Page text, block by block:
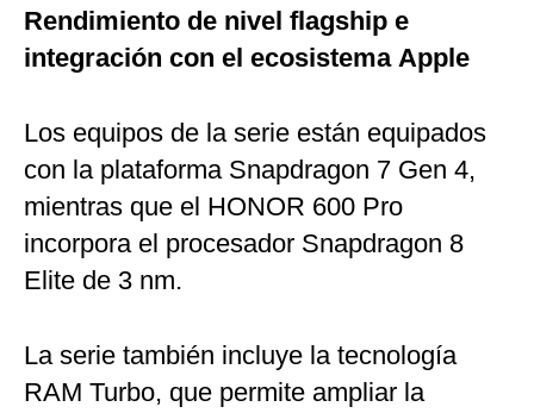
Rendimiento de nivel flagship e
integración con el ecosistema Apple
Los equipos de la serie están equipados
con la plataforma Snapdragon 7 Gen 4,
mientras que el HONOR 600 Pro
incorpora el procesador Snapdragon 8
Elite de 3 nm.
La serie también incluye la tecnología
RAM Turbo, que permite ampliar la